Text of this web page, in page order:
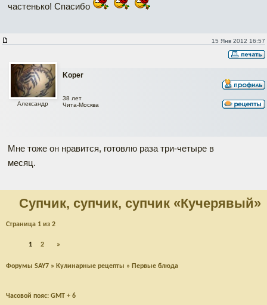
частенько! Спасибо
15 Янв 2012 16:57
Koper
Александр
38 лет
Чита-Москва
Мне тоже он нравится, готовлю раза три-четыре в
месяц.
Супчик, супчик, супчик «Кучерявый»
Страница 1 из 2
1 2 »
Форумы SAY7 » Кулинарные рецепты » Первые блюда
Часовой пояс: GMT + 6